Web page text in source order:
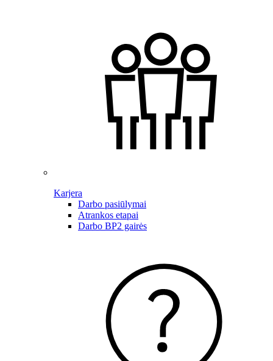
Karjera
Darbo pasiūlymai
Atrankos etapai
Darbo BP2 gairės